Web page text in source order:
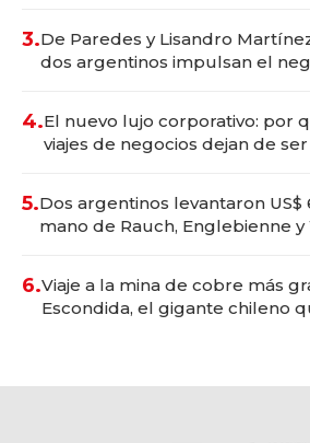
3.De Paredes y Lisandro
dos argentinos impulsan el
4.El nuevo lujo corporativo: por
viajes de negocios dejan de
5.Dos argentinos levantaron
mano de Rauch, Englebienne y
6.Viaje a la mina de cobre más
Escondida, el gigante chileno